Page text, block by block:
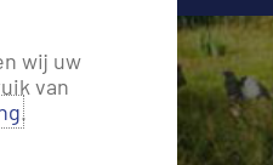
wij uw
van
.